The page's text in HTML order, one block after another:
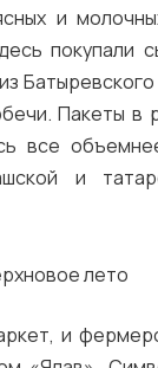
и
покупали
Пакеты в
все
и
и